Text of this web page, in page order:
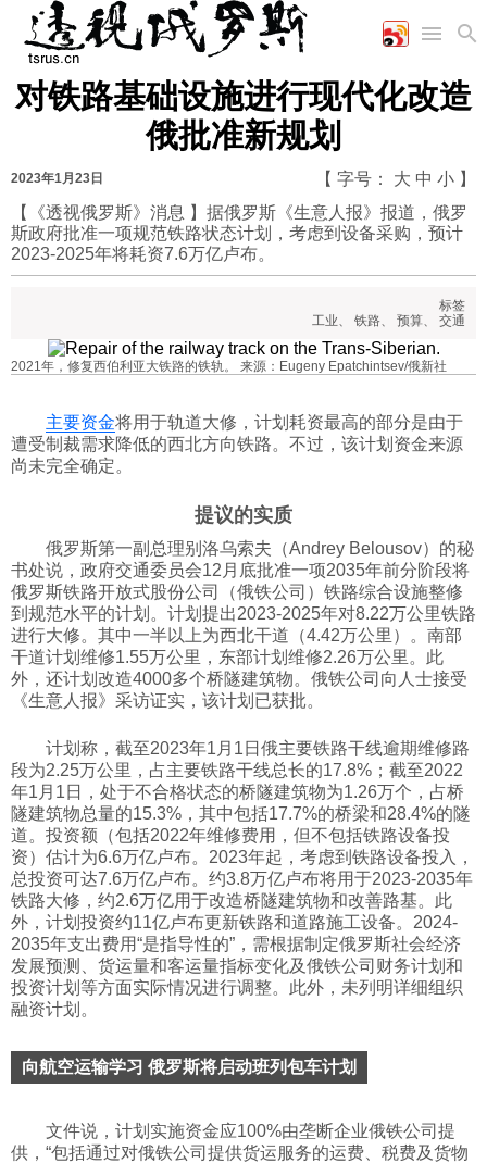
首页
国际
时政
陆军
军事合作
评论
经济
工业
能源
农业
社会
文化
美食
娱乐
体育
旅游
视听
漫画
视频
图表
对铁路基础设施进行现代化改造
俄批准新规划
2023年1月23日 【 字号： 大 中 小 】
【《透视俄罗斯》消息 】据俄罗斯《生意人报》报道，俄罗
斯政府批准一项规范铁路状态计划，考虑到设备采购，预计
2023-2025年将耗资7.6万亿卢布。
标签
工业、 铁路、 预算、 交通
2021年，修复西伯利亚大铁路的铁轨。 来源：Eugeny Epatchintsev/俄新社
主要资金将用于轨道大修，计划耗资最高的部分是由于
遭受制裁需求降低的西北方向铁路。不过，该计划资金来源
尚未完全确定。
提议的实质
俄罗斯第一副总理别洛乌索夫（Andrey Belousov）的秘
书处说，政府交通委员会12月底批准一项2035年前分阶段将
俄罗斯铁路开放式股份公司（俄铁公司）铁路综合设施整修
到规范水平的计划。计划提出2023-2025年对8.22万公里铁路
进行大修。其中一半以上为西北干道（4.42万公里）。南部
干道计划维修1.55万公里，东部计划维修2.26万公里。此
外，还计划改造4000多个桥隧建筑物。俄铁公司向人士接受
《生意人报》采访证实，该计划已获批。
计划称，截至2023年1月1日俄主要铁路干线逾期维修路
段为2.25万公里，占主要铁路干线总长的17.8%；截至2022
年1月1日，处于不合格状态的桥隧建筑物为1.26万个，占桥
隧建筑物总量的15.3%，其中包括17.7%的桥梁和28.4%的隧
道。投资额（包括2022年维修费用，但不包括铁路设备投
资）估计为6.6万亿卢布。2023年起，考虑到铁路设备投入，
总投资可达7.6万亿卢布。约3.8万亿卢布将用于2023-2035年
铁路大修，约2.6万亿用于改造桥隧建筑物和改善路基。此
外，计划投资约11亿卢布更新铁路和道路施工设备。2024-
2035年支出费用“是指导性的”，需根据制定俄罗斯社会经济
发展预测、货运量和客运量指标变化及俄铁公司财务计划和
投资计划等方面实际情况进行调整。此外，未列明详细组织
融资计划。
向航空运输学习 俄罗斯将启动班列包车计划
文件说，计划实施资金应100%由垄断企业俄铁公司提
供，“包括通过对俄铁公司提供货运服务的运费、税费及货物